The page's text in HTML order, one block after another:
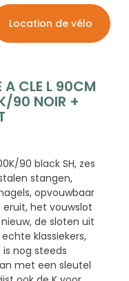
Location de vélo
A CLE L 90CM
90 NOIR +
90 black SH, zes
stangen,
opvouwbaar
het vouwslot
nieuw, de sloten uit
klassiekers,
nog steeds
met een sleutel